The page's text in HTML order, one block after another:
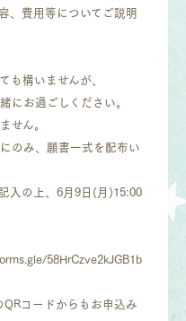
費用等についてご説明
構いませんが、
お過ごしください。
ん。
み、願書一式を配布い
の上、6月9日(月)15:00
58HrCzve2kJGB1b
もお申込み